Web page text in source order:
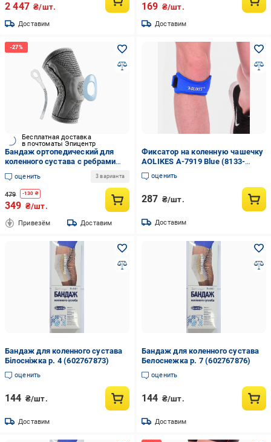
2 447 ₴/шт.
Доставим
169 ₴/шт.
Доставим
Бесплатная доставка
в почтоматы Эпицентр
Бандаж ортопедический для
коленного сустава с ребрами
жесткости и силиконовой
вставкой Серый L (EF-0079-L)
оценить 3 варианта
479 -130 ₴
349 ₴/шт.
Привезём Доставим
Фиксатор на коленную чашечку
AOLIKES A-7919 Blue (8133-
54216)
оценить
287 ₴/шт.
Доставим
Бандаж для коленного сустава
Білосніжка р. 4 (602767873)
оценить
144 ₴/шт.
Доставим
Бандаж для коленного сустава
Белоснежка р. 7 (602767876)
оценить
144 ₴/шт.
Доставим